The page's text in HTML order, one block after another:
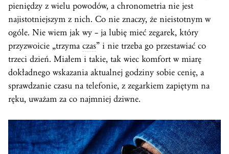
pieniędzy z wielu powodów, a chronometria nie jest
najistotniejszym z nich. Co nie znaczy, że nieistotnym w
ogóle. Nie wiem jak wy – ja lubię mieć zegarek, który
przyzwoicie „trzyma czas” i nie trzeba go przestawiać co
trzeci dzień. Miałem i takie, tak wiec komfort w miarę
dokładnego wskazania aktualnej godziny sobie cenię, a
sprawdzanie czasu na telefonie, z zegarkiem zapiętym na
ręku, uważam za co najmniej dziwne.